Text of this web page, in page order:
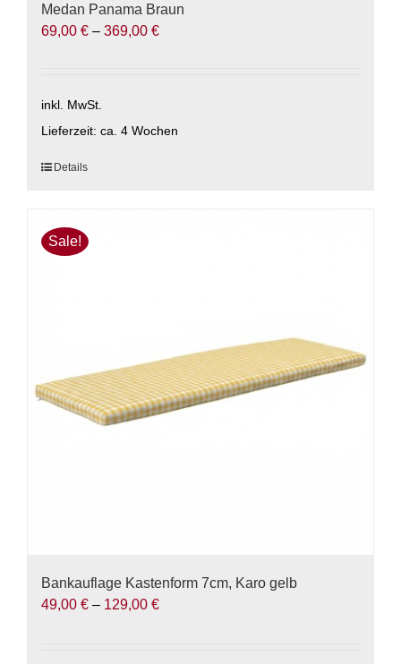
Medan Panama Braun
69,00 € – 369,00 €
inkl. MwSt.
Lieferzeit: ca. 4 Wochen
Dieses
mehrere
Varianten
der
Produktseite
Details
Sale!
Bankauflage Kastenform 7cm, Karo gelb
49,00 € – 129,00 €